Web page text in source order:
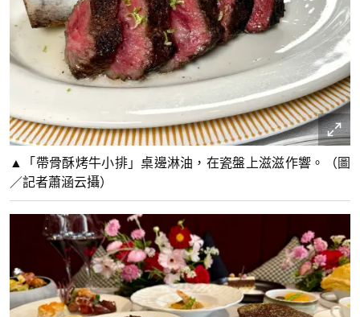
▲「帶骨酥烤牛小排」桌邊淋油，在瓷盤上滋滋作響。（圖
／記者蕭涵云攝）